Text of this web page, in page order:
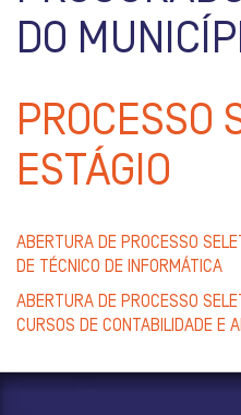
DO
PROCESSO
ESTÁGIO
ABERTURA DE PROCESSO
DE TÉCNICO DE INFORMÁTICA
ABERTURA DE PROCESSO
CURSOS DE CONTABILIDADE E